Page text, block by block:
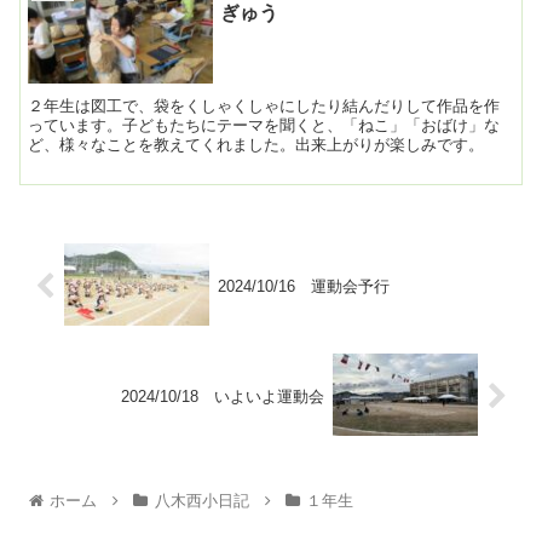
ぎゅう
２年生は図工で、袋をくしゃくしゃにしたり結んだりして作品を作
っています。子どもたちにテーマを聞くと、「ねこ」「おばけ」な
ど、様々なことを教えてくれました。出来上がりが楽しみです。
2024/10/16 運動会予行
2024/10/18 いよいよ運動会
ホーム 八木西小日記 １年生